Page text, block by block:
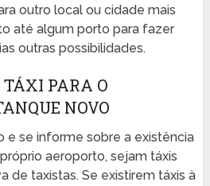
outro local ou cidade mais
até algum porto para fazer
outras possibilidades.
TÁXI PARA O
NOVO
e se informe sobre a existência
aeroporto, sejam táxis
de taxistas. Se existirem táxis à